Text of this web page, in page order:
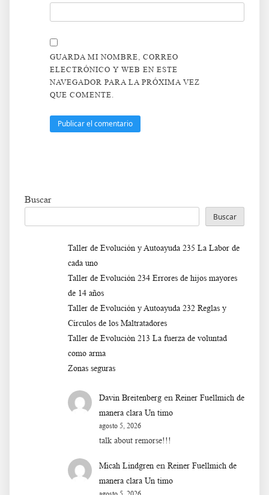
GUARDA MI NOMBRE, CORREO
ELECTRÓNICO Y WEB EN ESTE
NAVEGADOR PARA LA PRÓXIMA VEZ
QUE COMENTE.
Buscar
Buscar
Taller de Evolución y Autoayuda 235 La Labor de
cada uno
Taller de Evolución 234 Errores de hijos mayores
de 14 años
Taller de Evolución y Autoayuda 232 Reglas y
Círculos de los Maltratadores
Taller de Evoluciòn 213 La fuerza de voluntad
como arma
Zonas seguras
Davin Breitenberg en Reiner Fuellmich de
manera clara Un timo
agosto 5, 2026
talk about remorse!!!
Micah Lindgren en Reiner Fuellmich de
manera clara Un timo